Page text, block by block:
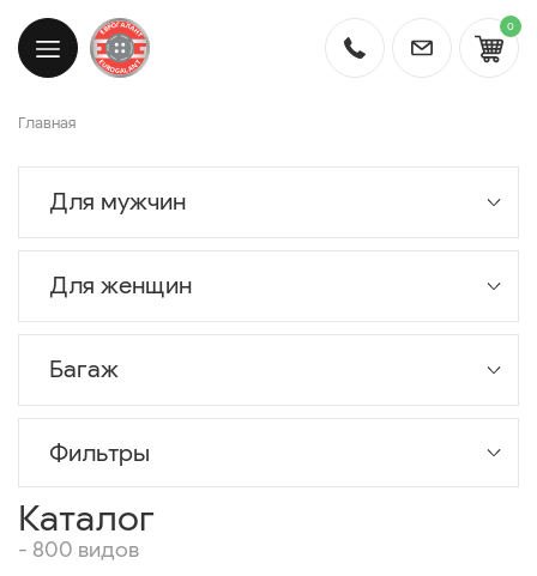
0
Главная
Для мужчин
Для женщин
Багаж
Фильтры
Каталог
- 800 видов